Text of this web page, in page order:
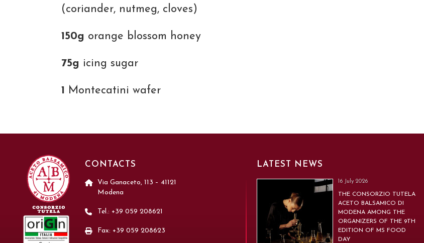
(coriander, nutmeg, cloves)
150g orange blossom honey
75g icing sugar
1 Montecatini wafer
CONTACTS
Via Ganaceto, 113 – 41121
Modena
Tel.: +39 059 208621
Fax: +39 059 208623
LATEST NEWS
16 July 2026
THE CONSORZIO TUTELA
ACETO BALSAMICO DI
MODENA AMONG THE
ORGANIZERS OF THE 9TH
EDITION OF MS FOOD
DAY